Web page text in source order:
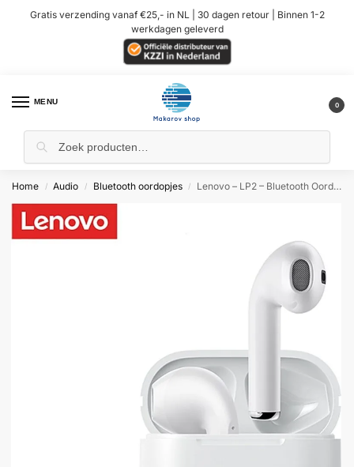
Gratis verzending vanaf €25,- in NL | 30 dagen retour | Binnen 1-2
werkdagen geleverd
MENU 0
Home / Audio / Bluetooth oordopjes / Lenovo – LP2 – Bluetooth Oordopjes – Wit